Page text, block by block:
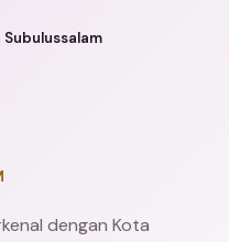
Subulussalam
dengan Kota